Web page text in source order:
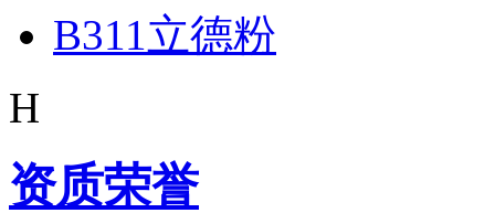
B311立德粉
H
资质荣誉